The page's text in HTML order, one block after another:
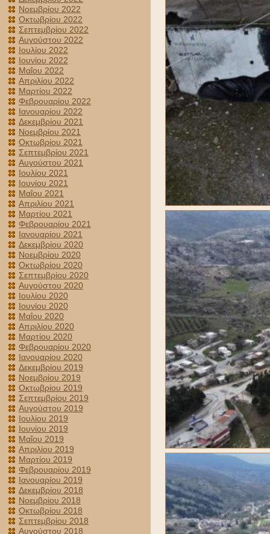
Νοεμβρίου 2022
Οκτωβρίου 2022
Σεπτεμβρίου 2022
Αυγούστου 2022
Ιουλίου 2022
Ιουνίου 2022
Μαΐου 2022
Απριλίου 2022
Μαρτίου 2022
Φεβρουαρίου 2022
Ιανουαρίου 2022
Δεκεμβρίου 2021
Νοεμβρίου 2021
Οκτωβρίου 2021
Σεπτεμβρίου 2021
Αυγούστου 2021
Ιουλίου 2021
Ιουνίου 2021
Μαΐου 2021
Απριλίου 2021
Μαρτίου 2021
Φεβρουαρίου 2021
Ιανουαρίου 2021
Δεκεμβρίου 2020
Νοεμβρίου 2020
Οκτωβρίου 2020
Σεπτεμβρίου 2020
Αυγούστου 2020
Ιουλίου 2020
Ιουνίου 2020
Μαΐου 2020
Απριλίου 2020
Μαρτίου 2020
Φεβρουαρίου 2020
Ιανουαρίου 2020
Δεκεμβρίου 2019
Νοεμβρίου 2019
Οκτωβρίου 2019
Σεπτεμβρίου 2019
Αυγούστου 2019
Ιουλίου 2019
Ιουνίου 2019
Μαΐου 2019
Απριλίου 2019
Μαρτίου 2019
Φεβρουαρίου 2019
Ιανουαρίου 2019
Δεκεμβρίου 2018
Νοεμβρίου 2018
Οκτωβρίου 2018
Σεπτεμβρίου 2018
Αυγούστου 2018